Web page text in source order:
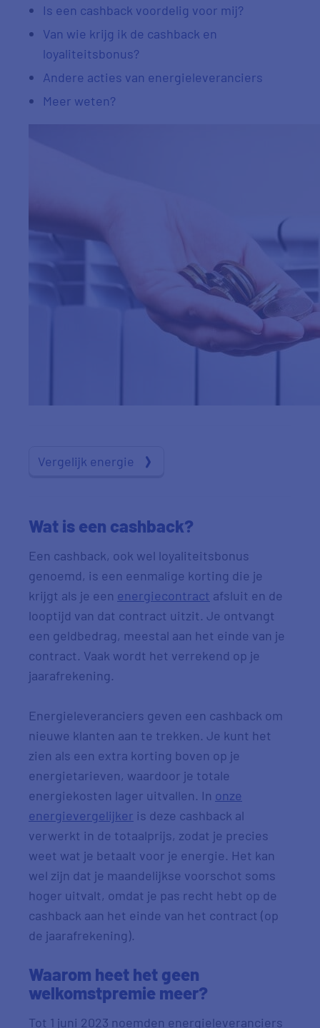
Is een cashback voordelig voor mij?
Van wie krijg ik de cashback en
loyaliteitsbonus?
Andere acties van energieleveranciers
Meer weten?
Vergelijk energie
Wat is een cashback?
Een cashback, ook wel loyaliteitsbonus
genoemd, is een eenmalige korting die je
krijgt als je een energiecontract afsluit en de
looptijd van dat contract uitzit. Je ontvangt
een geldbedrag, meestal aan het einde van je
contract. Vaak wordt het verrekend op je
jaarafrekening.
Energieleveranciers geven een cashback om
nieuwe klanten aan te trekken. Je kunt het
zien als een extra korting boven op je
energietarieven, waardoor je totale
energiekosten lager uitvallen. In onze
energievergelijker is deze cashback al
verwerkt in de totaalprijs, zodat je precies
weet wat je betaalt voor je energie. Het kan
wel zijn dat je maandelijkse voorschot soms
hoger uitvalt, omdat je pas recht hebt op de
cashback aan het einde van het contract (op
de jaarafrekening).
Waarom heet het geen
welkomstpremie meer?
Tot 1 juni 2023 noemden energieleveranciers